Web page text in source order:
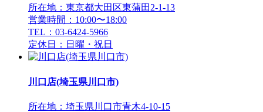
所在地：東京都大田区東蒲田2-1-13
営業時間：10:00〜18:00
TEL：03-6424-5966
定休日：日曜・祝日
川口店(埼玉県川口市)
所在地：埼玉県川口市青木4-10-15